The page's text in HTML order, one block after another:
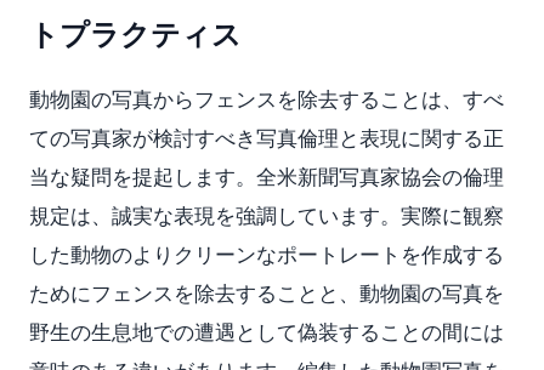
トプラクティス
動物園の写真からフェンスを除去することは、すべ
ての写真家が検討すべき写真倫理と表現に関する正
当な疑問を提起します。全米新聞写真家協会の倫理
規定は、誠実な表現を強調しています。実際に観察
した動物のよりクリーンなポートレートを作成する
ためにフェンスを除去することと、動物園の写真を
野生の生息地での遭遇として偽装することの間には